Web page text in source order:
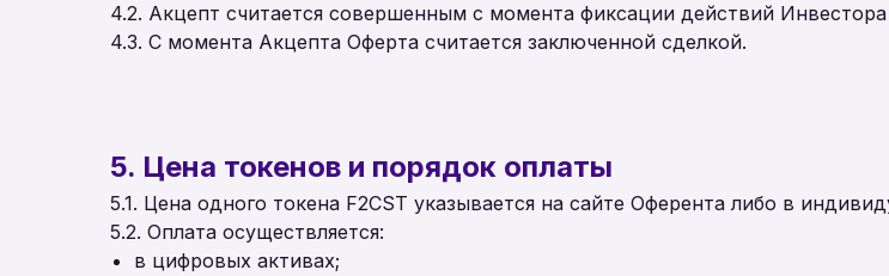
4.2. Акцепт считается совершенным с момента фиксации действий
4.3. С момента Акцепта Оферта считается заключенной сделкой.
5. Цена токенов и порядок оплаты
5.1. Цена одного токена F2CST указывается на сайте Оферента либо в
5.2. Оплата осуществляется:
в цифровых активах;